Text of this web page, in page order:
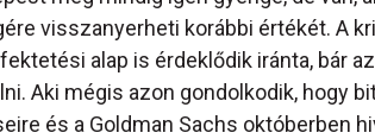
visszanyerheti korábbi értékét. A
alap is érdeklődik iránta, bár
Aki mégis azon gondolkodik, hogy
és a Goldman Sachs októberben